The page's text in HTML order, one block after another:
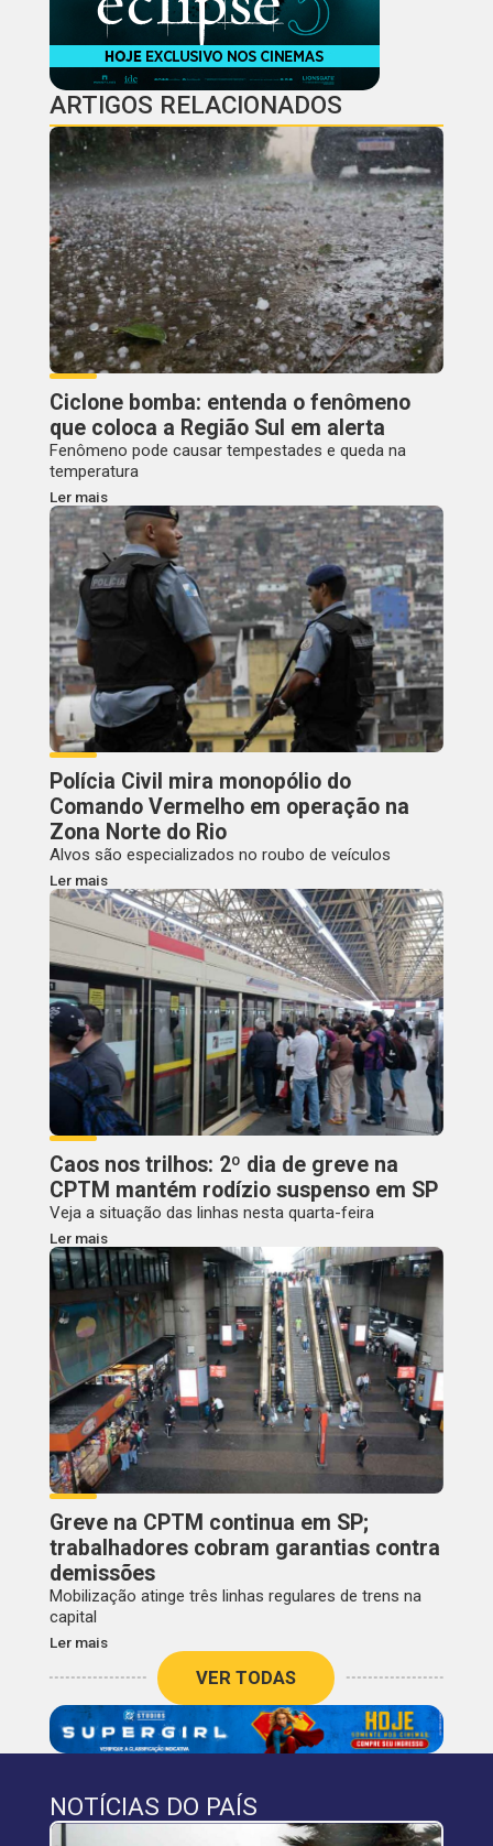
ARTIGOS RELACIONADOS
Ciclone bomba: entenda o fenômeno
que coloca a Região Sul em alerta
Fenômeno pode causar tempestades e queda na
temperatura
Ler mais
Polícia Civil mira monopólio do
Comando Vermelho em operação na
Zona Norte do Rio
Alvos são especializados no roubo de veículos
Ler mais
Caos nos trilhos: 2º dia de greve na
CPTM mantém rodízio suspenso em SP
Veja a situação das linhas nesta quarta-feira
Ler mais
Greve na CPTM continua em SP;
trabalhadores cobram garantias contra
demissões
Mobilização atinge três linhas regulares de trens na
capital
Ler mais
VER TODAS
NOTÍCIAS DO PAÍS